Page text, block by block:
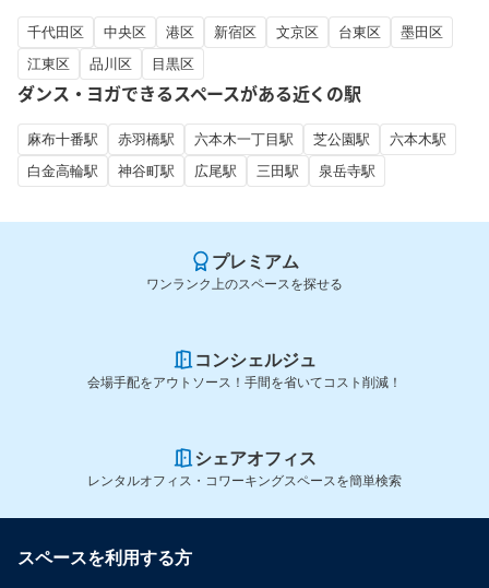
千代田区 中央区 港区 新宿区 文京区 台東区
墨田区
江東区
品川区 目黒区
ダンス・ヨガできるスペースがある近くの駅
麻布十番駅 赤羽橋駅 六本木一丁目駅 芝公園駅
六本木駅
白金高輪駅
神谷町駅 広尾駅 三田駅 泉岳寺駅
プレミアム
ワンランク上のスペースを探せる
コンシェルジュ
会場手配をアウトソース！手間を省いてコスト削減！
シェアオフィス
レンタルオフィス・コワーキングスペースを簡単検索
スペースを利用する方